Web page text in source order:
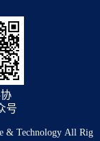
号
& Technology All Rig